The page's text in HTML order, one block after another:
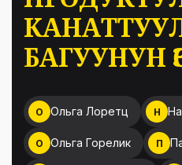
БАГУУНУН
О Ольга Лоретц Н
О Ольга Горелик П